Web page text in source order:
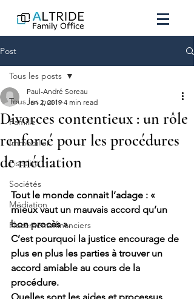
Post
Tous les posts
Famille
Immobilier
Fiscalité
Sociétés
Médiation
Placements financiers
Tous les posts
Divorces contentieux : un rôle
renforcé pour les procédures
de médiation
Paul-André Soreau
Jan 2, 2019 4 min read
Tout le monde connait l’adage : «
mieux vaut un mauvais accord qu’un
bon procès ».
C’est pourquoi la justice encourage de
plus en plus les parties à trouver un
accord amiable au cours de la
procédure.